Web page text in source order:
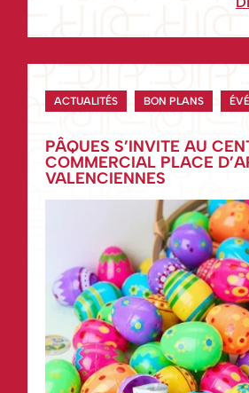
ACTUALITÉS BON PLANS
PÂQUES S’INVITE AU
COMMERCIAL PLACE
VALENCIENNES